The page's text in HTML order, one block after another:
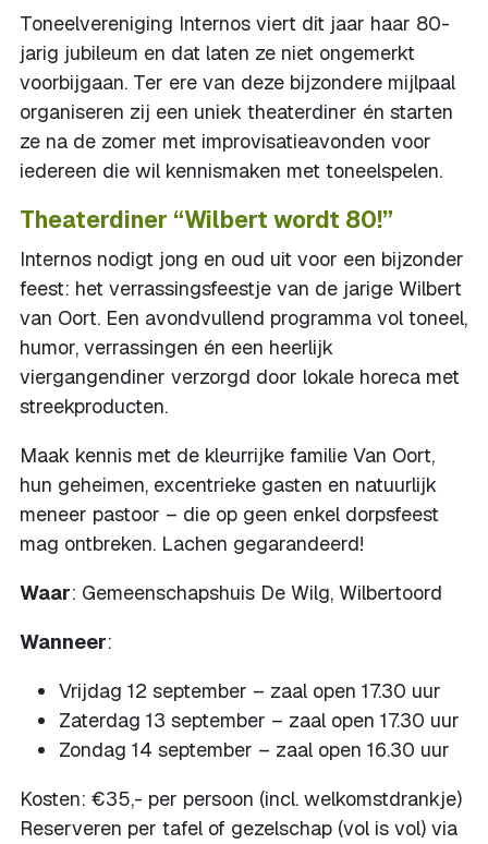
Toneelvereniging Internos viert dit jaar haar 80-
jarig jubileum en dat laten ze niet ongemerkt
voorbijgaan. Ter ere van deze bijzondere mijlpaal
organiseren zij een uniek theaterdiner én starten
ze na de zomer met improvisatieavonden voor
iedereen die wil kennismaken met toneelspelen.
Theaterdiner “Wilbert wordt 80!”
Internos nodigt jong en oud uit voor een bijzonder
feest: het verrassingsfeestje van de jarige Wilbert
van Oort. Een avondvullend programma vol toneel,
humor, verrassingen én een heerlijk
viergangendiner verzorgd door lokale horeca met
streekproducten.
Maak kennis met de kleurrijke familie Van Oort,
hun geheimen, excentrieke gasten en natuurlijk
meneer pastoor – die op geen enkel dorpsfeest
mag ontbreken. Lachen gegarandeerd!
Waar: Gemeenschapshuis De Wilg, Wilbertoord
Wanneer:
Vrijdag 12 september – zaal open 17.30 uur
Zaterdag 13 september – zaal open 17.30 uur
Zondag 14 september – zaal open 16.30 uur
Kosten: €35,- per persoon (incl. welkomstdrankje)
Reserveren per tafel of gezelschap (vol is vol) via